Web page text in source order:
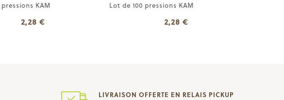
KAM
2,28 €
Lot de 100 pressions KAM
2,28 €
LIVRAISON OFFERTE EN RELAIS PICKUP